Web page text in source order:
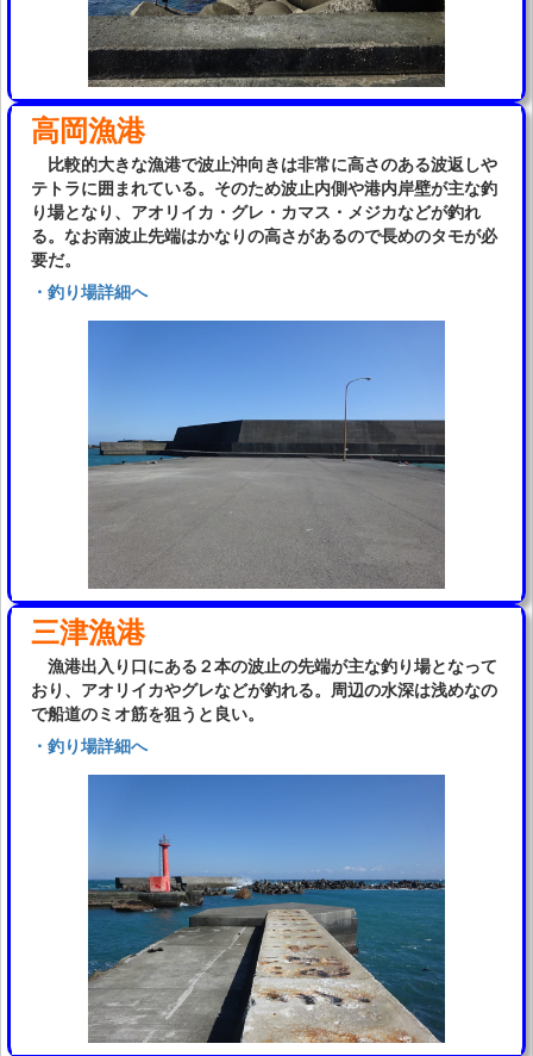
高岡漁港
比較的大きな漁港で波止沖向きは非常に高さのある波返しや
テトラに囲まれている。そのため波止内側や港内岸壁が主な釣
り場となり、アオリイカ・グレ・カマス・メジカなどが釣れ
る。なお南波止先端はかなりの高さがあるので長めのタモが必
要だ。
・釣り場詳細へ
三津漁港
漁港出入り口にある２本の波止の先端が主な釣り場となって
おり、アオリイカやグレなどが釣れる。周辺の水深は浅めなの
で船道のミオ筋を狙うと良い。
・釣り場詳細へ